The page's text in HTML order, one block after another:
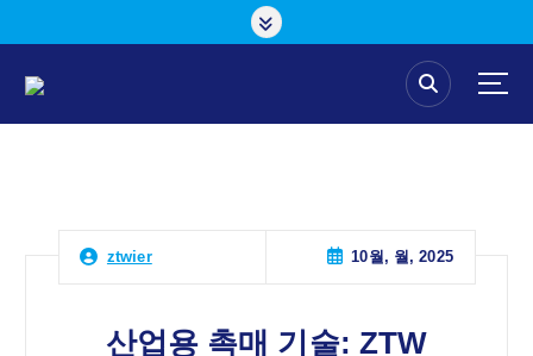
ztwier 10월, 월, 2025
산업용 촉매 기술: ZTW